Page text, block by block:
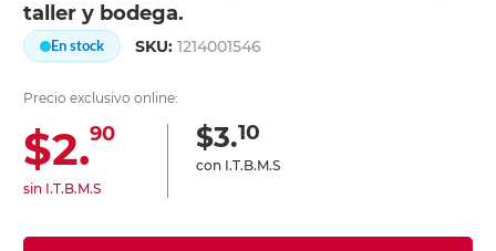
taller y bodega.
En stock SKU:1214001546
Precio exclusivo online:
$2.90
sin I.T.B.M.S
$3.10
con I.T.B.M.S